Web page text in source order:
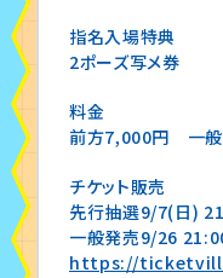
指名入場特典
2ポーズ写メ券
料金
前方7,000円 一
チケット販売
先行抽選9/7(日)
一般発売9/26
https://